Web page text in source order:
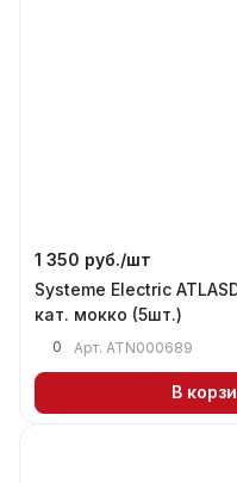
1 350 руб./шт
Systeme Electric
кат. мокко (5шт.)
0 Арт. ATN000689
В